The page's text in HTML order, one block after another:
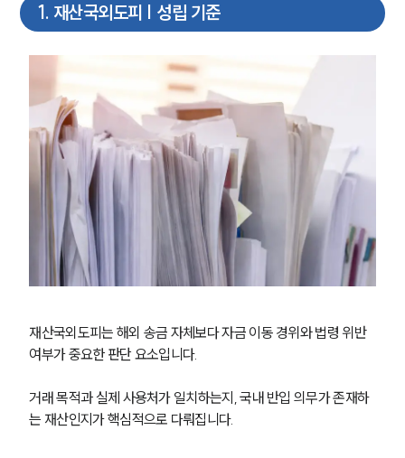
1 . 재산국외도피 | 성립 기준
재산국외도피는 해외 송금 자체보다 자금 이동 경위와 법령 위반
여부가 중요한 판단 요소입니다.
거래 목적과 실제 사용처가 일치하는지, 국내 반입 의무가 존재하
는 재산인지가 핵심적으로 다뤄집니다.